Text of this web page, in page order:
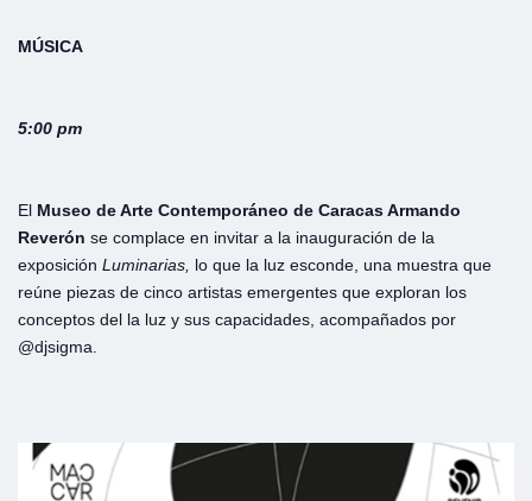
MÚSICA
5:00 pm
El Museo de Arte Contemporáneo de Caracas Armando
Reverón se complace en invitar a la inauguración de la
exposición Luminarias, lo que la luz esconde, una muestra que
reúne piezas de cinco artistas emergentes que exploran los
conceptos del la luz y sus capacidades, acompañados por
@djsigma.